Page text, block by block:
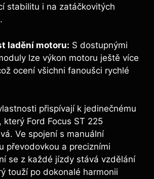
stabilitu i na zatáčkovitých
ladění motoru: S dostupnými
lze výkon motoru ještě více
ocení všichni fanoušci rychlé
přispívají k jedinečnému
který Ford Focus ST 225
Ve spojení s manuální
převodovkou a precizními
se z každé jízdy stává vzdělání
touží po dokonalé harmonii